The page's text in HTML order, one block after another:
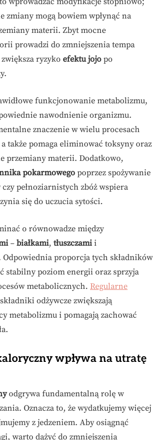
zmiany mogą bowiem wpłynąć na
materii. Zbyt mocne
prowadzi do zmniejszenia tempa
ryzyko efektu jojo po
funkcjonowanie metabolizmu,
nawodnienie organizmu.
znaczenie w wielu procesach
także pomaga eliminować toksyny oraz
przemiany materii. Dodatkowo,
pokarmowego poprzez spożywanie
pełnoziarnistych zbóż wspiera
się do uczucia sytości.
o równowadze między
– białkami, tłuszczami i
Odpowiednia proporcja tych składników
stabilny poziom energii oraz sprzyja
metabolicznych. Regularne
odżywcze zwiększają
metabolizmu i pomagają zachować
wpływa na utratę
odgrywa fundamentalną rolę w
Oznacza to, że wydatkujemy więcej
z jedzeniem. Aby osiągnąć
warto dążyć do zmniejszenia